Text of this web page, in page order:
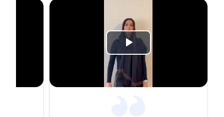
Play
Video